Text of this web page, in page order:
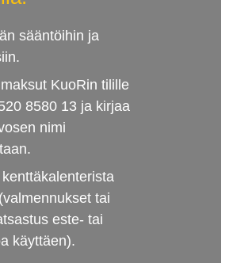
sääntöihin ja
KuoRin tilille
8580 13 ja kirjaa
nimi
tai
este- tai
käyttäen).